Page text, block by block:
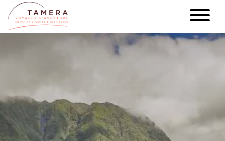
Aller
au
contenu